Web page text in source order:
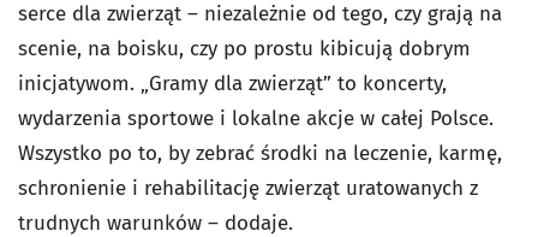
serce dla zwierząt – niezależnie od tego, czy grają na
scenie, na boisku, czy po prostu kibicują dobrym
inicjatywom. „Gramy dla zwierząt” to koncerty,
wydarzenia sportowe i lokalne akcje w całej Polsce.
Wszystko po to, by zebrać środki na leczenie, karmę,
schronienie i rehabilitację zwierząt uratowanych z
trudnych warunków – dodaje.